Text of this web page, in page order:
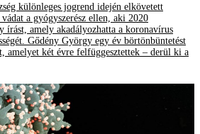
különleges jogrend idején elkövetett
a gyógyszerész ellen, aki 2020
írást, amely akadályozhatta a koronavírus
Gődény György egy év börtönbüntetést
amelyet két évre felfüggesztettek – derül ki a